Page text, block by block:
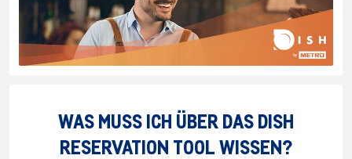
WAS MUSS ICH ÜBER DAS DISH
RESERVATION TOOL WISSEN?